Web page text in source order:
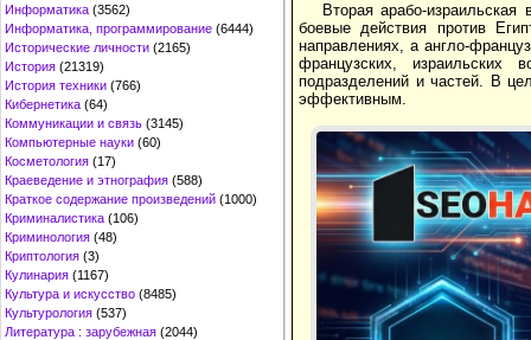
Информатика (3562)
Информатика, программирование (6444)
Исторические личности (2165)
История (21319)
История техники (766)
Кибернетика (64)
Коммуникации и связь (3145)
Компьютерные науки (60)
Косметология (17)
Краеведение и этнография (588)
Краткое содержание произведений (1000)
Криминалистика (106)
Криминология (48)
Криптология (3)
Кулинария (1167)
Культура и искусство (8485)
Культурология (537)
Литература : зарубежная (2044)
Вторая арабо-
боевые действия против
направлениях, а англо-
французских, израильских
подразделений и частей. В
эффективным.